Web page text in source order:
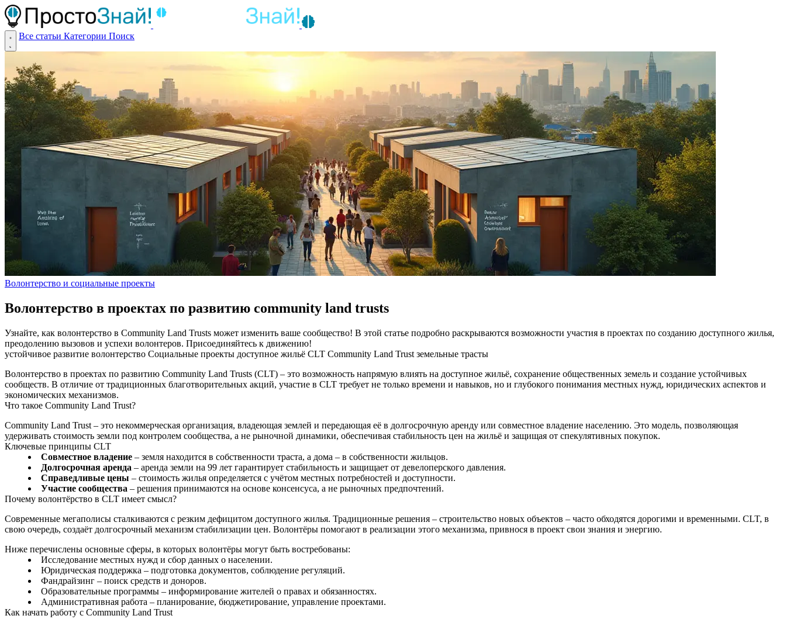
Все статьи Категории Поиск
Волонтерство и социальные проекты
Волонтерство в проектах по развитию community land trusts
Узнайте, как волонтерство в Community Land Trusts может изменить ваше сообщество! В этой статье подробно раскрываются возможности участия в проектах по созданию доступного жилья,
преодолению вызовов и успехи волонтеров. Присоединяйтесь к движению!
устойчивое развитие волонтерство Социальные проекты доступное жильё CLT Community Land Trust земельные трасты
Волонтерство в проектах по развитию Community Land Trusts (CLT) – это возможность напрямую влиять на доступное жильё, сохранение общественных земель и создание устойчивых
сообществ. В отличие от традиционных благотворительных акций, участие в CLT требует не только времени и навыков, но и глубокого понимания местных нужд, юридических аспектов и
экономических механизмов.
Что такое Community Land Trust?
Community Land Trust – это некоммерческая организация, владеющая землей и передающая её в долгосрочную аренду или совместное владение населению. Это модель, позволяющая
удерживать стоимость земли под контролем сообщества, а не рыночной динамики, обеспечивая стабильность цен на жильё и защищая от спекулятивных покупок.
Ключевые принципы CLT
Совместное владение – земля находится в собственности траста, а дома – в собственности жильцов.
Долгосрочная аренда – аренда земли на 99 лет гарантирует стабильность и защищает от девелоперского давления.
Справедливые цены – стоимость жилья определяется с учётом местных потребностей и доступности.
Участие сообщества – решения принимаются на основе консенсуса, а не рыночных предпочтений.
Почему волонтёрство в CLT имеет смысл?
Современные мегаполисы сталкиваются с резким дефицитом доступного жилья. Традиционные решения – строительство новых объектов – часто обходятся дорогими и временными. CLT, в
свою очередь, создаёт долгосрочный механизм стабилизации цен. Волонтёры помогают в реализации этого механизма, привнося в проект свои знания и энергию.
Ниже перечислены основные сферы, в которых волонтёры могут быть востребованы:
Исследование местных нужд и сбор данных о населении.
Юридическая поддержка – подготовка документов, соблюдение регуляций.
Фандрайзинг – поиск средств и доноров.
Образовательные программы – информирование жителей о правах и обязанностях.
Административная работа – планирование, бюджетирование, управление проектами.
Как начать работу с Community Land Trust